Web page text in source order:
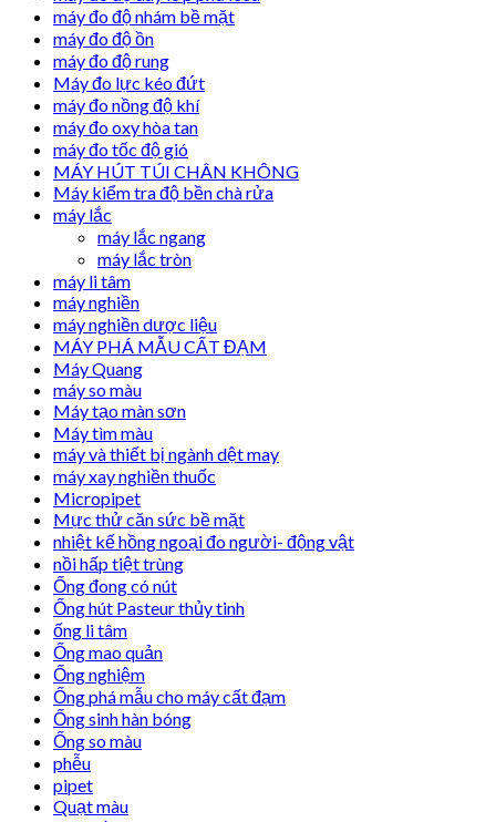
máy đo độ nhám bề mặt
máy đo độ ồn
máy đo độ rung
Máy đo lực kéo đứt
máy đo nồng độ khí
máy đo oxy hòa tan
máy đo tốc độ gió
MÁY HÚT TÚI CHÂN KHÔNG
Máy kiểm tra độ bền chà rửa
máy lắc
máy lắc ngang
máy lắc tròn
máy li tâm
máy nghiền
máy nghiền dược liệu
MÁY PHÁ MẪU CẤT ĐẠM
Máy Quang
máy so màu
Máy tạo màn sơn
Máy tìm màu
máy và thiết bị ngành dệt may
máy xay nghiền thuốc
Micropipet
Mực thử căn sức bề mặt
nhiệt kế hồng ngoại đo người- động vật
nồi hấp tiệt trùng
Ống đong có nút
Ống hút Pasteur thủy tinh
ống li tâm
Ống mao quản
Ống nghiệm
Ống phá mẫu cho máy cất đạm
Ống sinh hàn bóng
Ống so màu
phễu
pipet
Quạt màu